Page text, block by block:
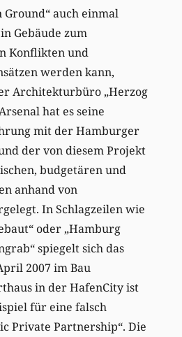
Ground“ auch einmal
Gebäude zum
Konflikten und
werden kann,
Architekturbüro „Herzog
hat es seine
mit der Hamburger
der von diesem Projekt
budgetären und
anhand von
In Schlagzeilen wie
oder „Hamburg
spiegelt sich das
2007 im Bau
in der HafenCity ist
für eine falsch
Private Partnership“. Die